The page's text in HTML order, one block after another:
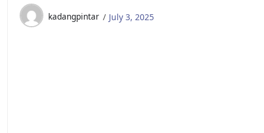
kadangpintar July 3, 2025